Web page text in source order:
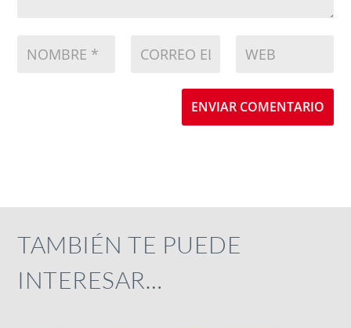
ENVIAR COMENTARIO
TAMBIÉN TE PUEDE
INTERESAR…